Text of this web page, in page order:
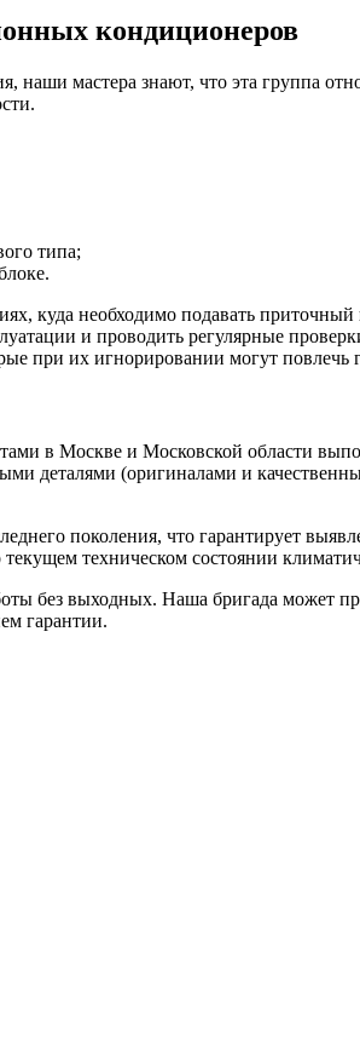
кондиционеров
наши мастера знают, что эта группа
типа;
куда необходимо подавать
и проводить регулярные
при их игнорировании могут повлечь
в Москве и Московской области
деталями (оригиналами и
поколения, что гарантирует
техническом состоянии
без выходных. Наша бригада может
гарантии.